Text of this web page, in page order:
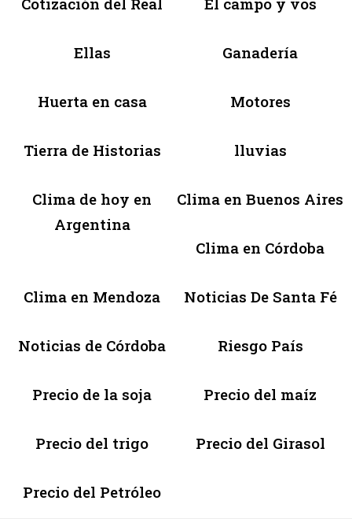
Ellas Ganadería
Huerta en casa Motores
Tierra de Historias lluvias
Clima de hoy en
Argentina
Clima en Buenos Aires
Clima en Córdoba
Clima en Mendoza Noticias De Santa Fé
Noticias de Córdoba Riesgo País
Precio de la soja Precio del maíz
Precio del trigo Precio del Girasol
Precio del Petróleo